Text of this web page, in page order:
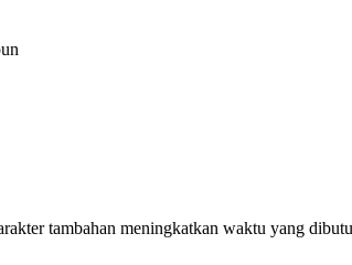
tambahan meningkatkan waktu yang